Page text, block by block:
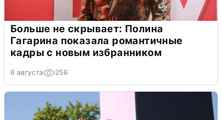
Больше не скрывает: Полина
Гагарина показала романтичные
кадры с новым избранником
6 августа 256